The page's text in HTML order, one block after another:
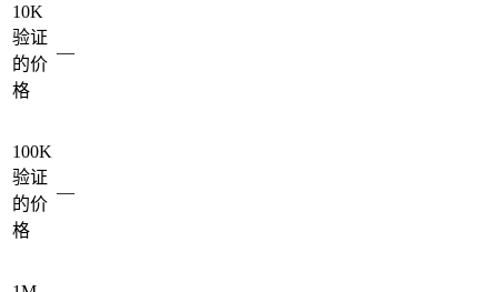
10K
验证
的价
格
—
100K
验证
的价
格
—